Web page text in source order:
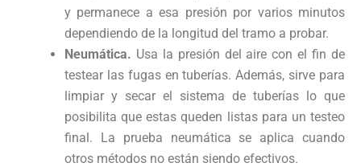
y permanece a esa presión por varios minutos
dependiendo de la longitud del tramo a probar.
Neumática. Usa la presión del aire con el fin de
testear las fugas en tuberías. Además, sirve para
limpiar y secar el sistema de tuberías lo que
posibilita que estas queden listas para un testeo
final. La prueba neumática se aplica cuando
otros métodos no están siendo efectivos.